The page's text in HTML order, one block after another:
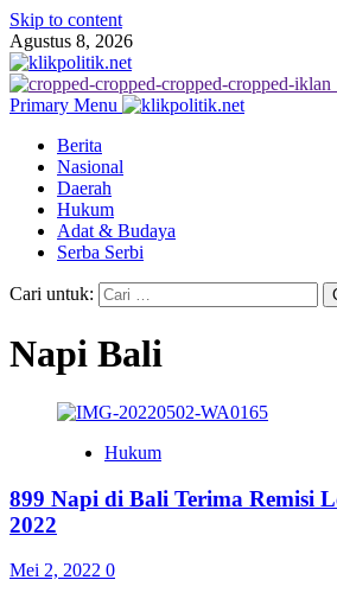
Skip to content
Agustus 8, 2026
Primary Menu
Berita
Nasional
Daerah
Hukum
Adat & Budaya
Serba Serbi
Cari untuk:
Napi Bali
Hukum
899 Napi di Bali Terima Remisi
2022
Mei 2, 2022 0